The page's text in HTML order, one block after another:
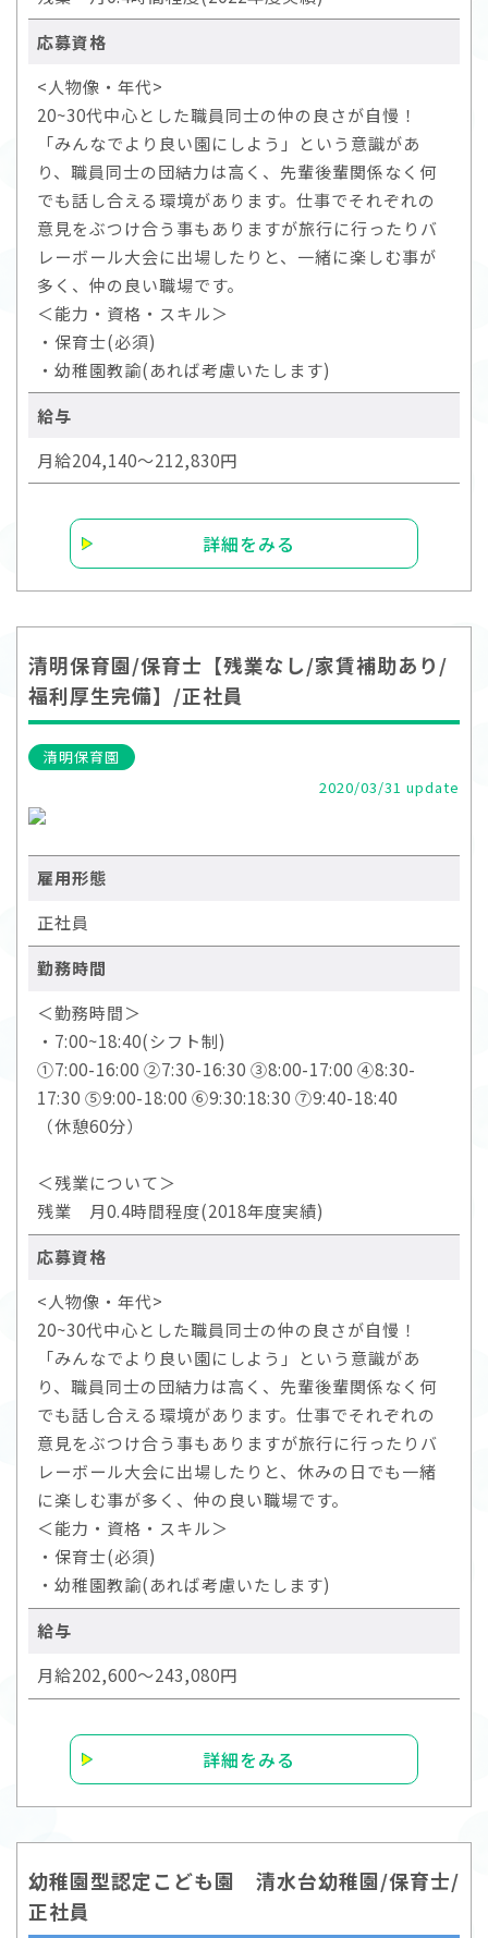
応募資格
<人物像・年代>
20~30代中心とした職員同士の仲の良さが自慢！
「みんなでより良い園にしよう」という意識があ
り、職員同士の団結力は高く、先輩後輩関係なく何
でも話し合える環境があります。仕事でそれぞれの
意見をぶつけ合う事もありますが旅行に行ったりバ
レーボール大会に出場したりと、一緒に楽しむ事が
多く、仲の良い職場です。
＜能力・資格・スキル＞
・保育士(必須)
・幼稚園教諭(あれば考慮いたします)
給与
月給204,140～212,830円
詳細をみる
清明保育園/保育士【残業なし/家賃補助あり/
福利厚生完備】/正社員
清明保育園
2020/03/31 update
雇用形態
正社員
勤務時間
＜勤務時間＞
・7:00~18:40(シフト制)
①7:00-16:00 ②7:30-16:30 ③8:00-17:00 ④8:30-
17:30 ⑤9:00-18:00 ⑥9:30:18:30 ⑦9:40-18:40
（休憩60分）
＜残業について＞
残業 月0.4時間程度(2018年度実績)
応募資格
<人物像・年代>
20~30代中心とした職員同士の仲の良さが自慢！
「みんなでより良い園にしよう」という意識があ
り、職員同士の団結力は高く、先輩後輩関係なく何
でも話し合える環境があります。仕事でそれぞれの
意見をぶつけ合う事もありますが旅行に行ったりバ
レーボール大会に出場したりと、休みの日でも一緒
に楽しむ事が多く、仲の良い職場です。
＜能力・資格・スキル＞
・保育士(必須)
・幼稚園教諭(あれば考慮いたします)
給与
月給202,600～243,080円
詳細をみる
幼稚園型認定こども園 清水台幼稚園/保育士/
正社員